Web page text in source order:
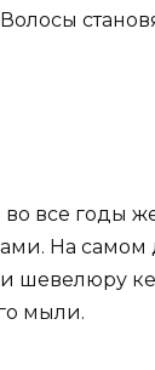
во все годы
На самом
шевелюру
мыли.